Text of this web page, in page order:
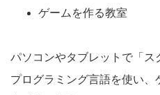
ゲームを作る教室
パソコンやタブレットで「
プログラミング言語を使い、